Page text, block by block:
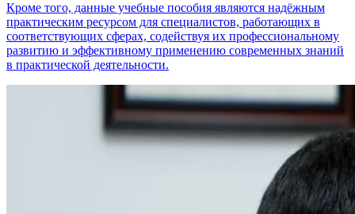
Кроме того, данные учебные пособия являются надёжным
практическим ресурсом для специалистов, работающих в
соответствующих сферах, содействуя их профессиональному
развитию и эффективному применению современных знаний
в практической деятельности.